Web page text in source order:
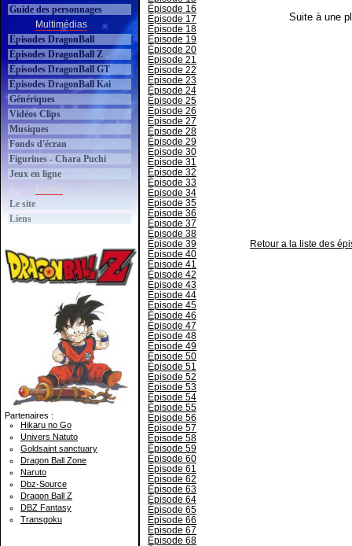
Guide des personnages
Multimédias
Épisodes DragonBall
Épisodes DragonBall Z
Épisodes DragonBall GT
Épisodes DragonBall Kai
Génériques
Vidéos Clips
Musiques
Fonds d'écran
Figurines - Chara Puchi
Jeux en ligne
Le site
Liens
Partenaires :
Hikaru no Go
Univers Natuto
Goldsaint sanctuary
Dragon Ball Zone
Naruto
Dbz-Source
Dragon Ball Z
DBZ Fantasy
Transgoku
Épisode 16
Épisode 17
Épisode 18
Épisode 19
Épisode 20
Épisode 21
Épisode 22
Épisode 23
Épisode 24
Épisode 25
Épisode 26
Épisode 27
Épisode 28
Épisode 29
Épisode 30
Épisode 31
Épisode 32
Épisode 33
Épisode 34
Épisode 35
Épisode 36
Épisode 37
Épisode 38
Épisode 39
Épisode 40
Épisode 41
Épisode 42
Épisode 43
Épisode 44
Épisode 45
Épisode 46
Épisode 47
Épisode 48
Épisode 49
Épisode 50
Épisode 51
Épisode 52
Épisode 53
Épisode 54
Épisode 55
Épisode 56
Épisode 57
Épisode 58
Épisode 59
Épisode 60
Épisode 61
Épisode 62
Épisode 63
Épisode 64
Épisode 65
Épisode 66
Épisode 67
Épisode 68
Suite à une
Retour a la liste des